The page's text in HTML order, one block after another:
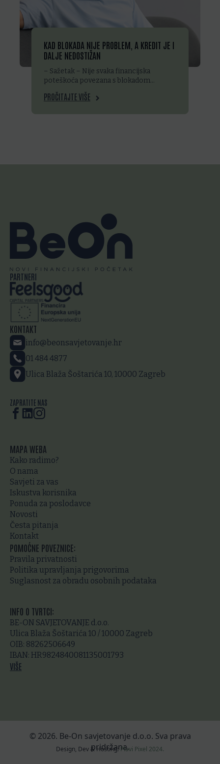
KAD BLOKADA NIJE PROBLEM, A KREDIT JE I
DALJE NEDOSTIŽAN
– Sažetak – Nije svaka financijska
poteškoća povezana s blokadom…
PROČITAJTE VIŠE
PARTNERI
KONTAKT
info@beonsavjetovanje.hr
01 484 4877
Ulica Blaža Šoštarića 10, 10000 Zagreb
ZAPRATITE NAS
MAPA WEBA
Kako radimo?
O nama
Savjeti za vas
Iskustva korisnika
Ponuda za poslodavce
Novosti
Česta pitanja
Kontakt
POMOĆNE POVEZNICE:
Pravila privatnosti
Politika upravljanja prigovorima
Suglasnost za obradu osobnih podataka
INFO O TVRTCI:
BE-ON SAVJETOVANJE d.o.o.
Ulica Blaža Šoštarića 10 / 10000 Zagreb
OIB: 88262506649
IBAN: HR9824840081135001793
VIŠE
© 2026. Be-On savjetovanje d.o.o. Sva prava
pridržana.
Design, Dev & Hosting:Plavi Pixel 2024.